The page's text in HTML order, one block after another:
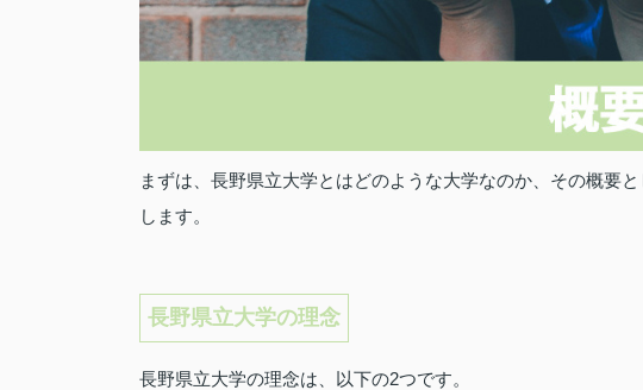
まずは、長野県立大学とはどのような大学なのか、その概要
します。
長野県立大学の理念
長野県立大学の理念は、以下の2つです。